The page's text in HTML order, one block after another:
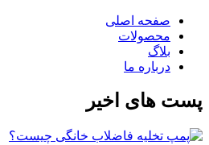
صفحه اصلی
محصولات
بلاگ
درباره ما
پست های اخیر